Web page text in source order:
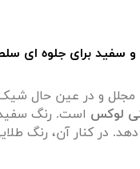
مجلل و در عین حال
لوکس است. رنگ
دهد. در کنار آن، رنگ